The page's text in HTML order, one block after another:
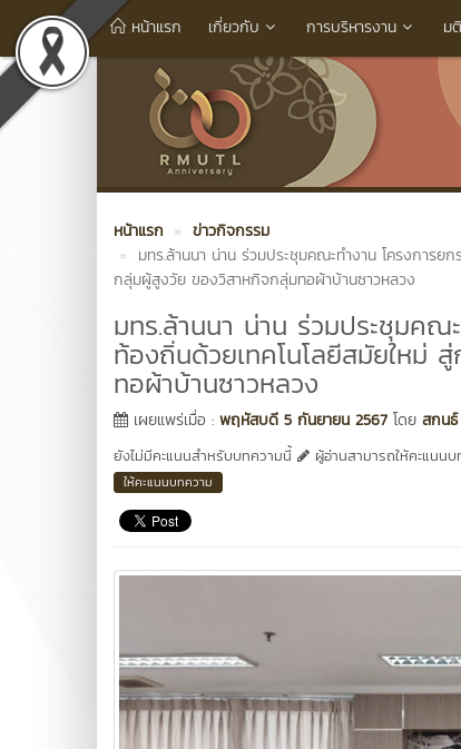
หน้าแรก เกี่ยวกับ การบริหารงาน ม
หน้าแรก
ข่าวกิจกรรม
มทร.ล้านนา น่าน ร่วมประชุมคณะทำงาน โครงการ
กลุ่มผู้สูงวัย ของวิสาหกิจกลุ่มทอผ้าบ้านซาวหลวง
มทร.ล้านนา น่าน ร่วมประชุมค
ท้องถิ่นด้วยเทคโนโลยีสมัยใหม่
ทอผ้าบ้านซาวหลวง
เผยแพร่เมื่อ : พฤหัสบดี 5 กันยายน 2567 โดย สกนธ์
ยังไม่มีคะแนนสำหรับบทความนี้
ผู้อ่านสามารถให้คะแนน
ให้คะแนนบทความ